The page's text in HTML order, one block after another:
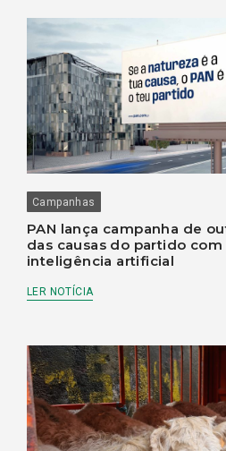
Campanhas
PAN lança campanha de
das causas do partido com
inteligência artificial
LER NOTÍCIA